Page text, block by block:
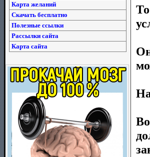
Карта желаний
Скачать бесплатно
Полезные ссылки
Рассылки сайта
Карта сайта